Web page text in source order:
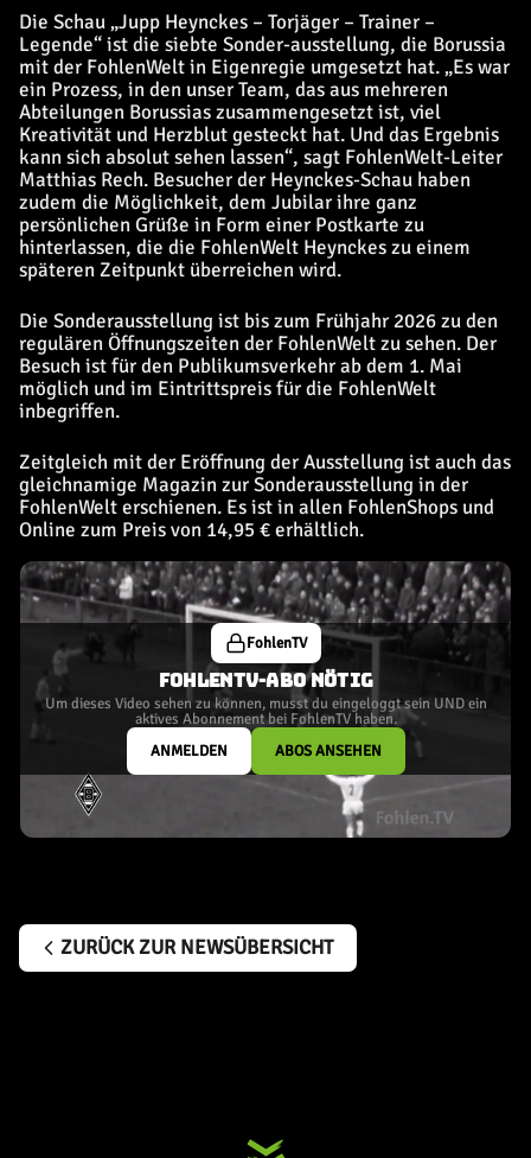
Die Schau „Jupp Heynckes – Torjäger – Trainer –
Legende“ ist die siebte Sonder-ausstellung, die Borussia
mit der FohlenWelt in Eigenregie umgesetzt hat. „Es war
ein Prozess, in den unser Team, das aus mehreren
Abteilungen Borussias zusammengesetzt ist, viel
Kreativität und Herzblut gesteckt hat. Und das Ergebnis
kann sich absolut sehen lassen“, sagt FohlenWelt-Leiter
Matthias Rech. Besucher der Heynckes-Schau haben
zudem die Möglichkeit, dem Jubilar ihre ganz
persönlichen Grüße in Form einer Postkarte zu
hinterlassen, die die FohlenWelt Heynckes zu einem
späteren Zeitpunkt überreichen wird.
Die Sonderausstellung ist bis zum Frühjahr 2026 zu den
regulären Öffnungszeiten der FohlenWelt zu sehen. Der
Besuch ist für den Publikumsverkehr ab dem 1. Mai
möglich und im Eintrittspreis für die FohlenWelt
inbegriffen.
Zeitgleich mit der Eröffnung der Ausstellung ist auch das
gleichnamige Magazin zur Sonderausstellung in der
FohlenWelt erschienen. Es ist in allen FohlenShops und
Online zum Preis von 14,95 € erhältlich.
FohlenTV
FOHLENTV-ABO NÖTIG
Um dieses Video sehen zu können, musst du eingeloggt sein UND ein
aktives Abonnement bei FohlenTV haben.
ANMELDEN
ABOS ANSEHEN
ZURÜCK ZUR NEWSÜBERSICHT